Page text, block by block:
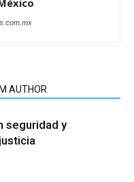
AUTHOR
seguridad y